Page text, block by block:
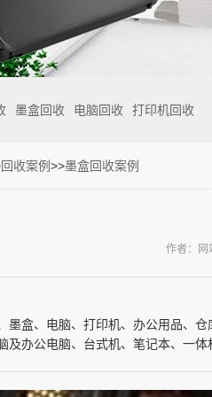
墨盒回收 电脑回收 打印机回收
回收案例>>墨盒回收案例
作者：网
墨盒、电脑、打印机、办公用品、
及办公电脑、台式机、笔记本、一体